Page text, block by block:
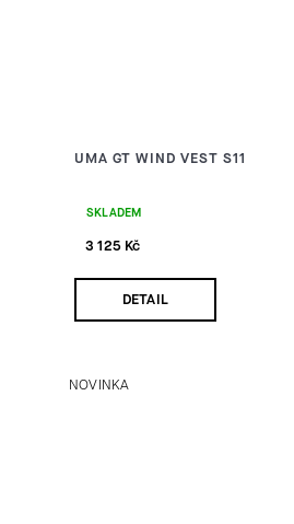
UMA GT WIND VEST S11
SKLADEM
3 125 Kč
DETAIL
NOVINKA